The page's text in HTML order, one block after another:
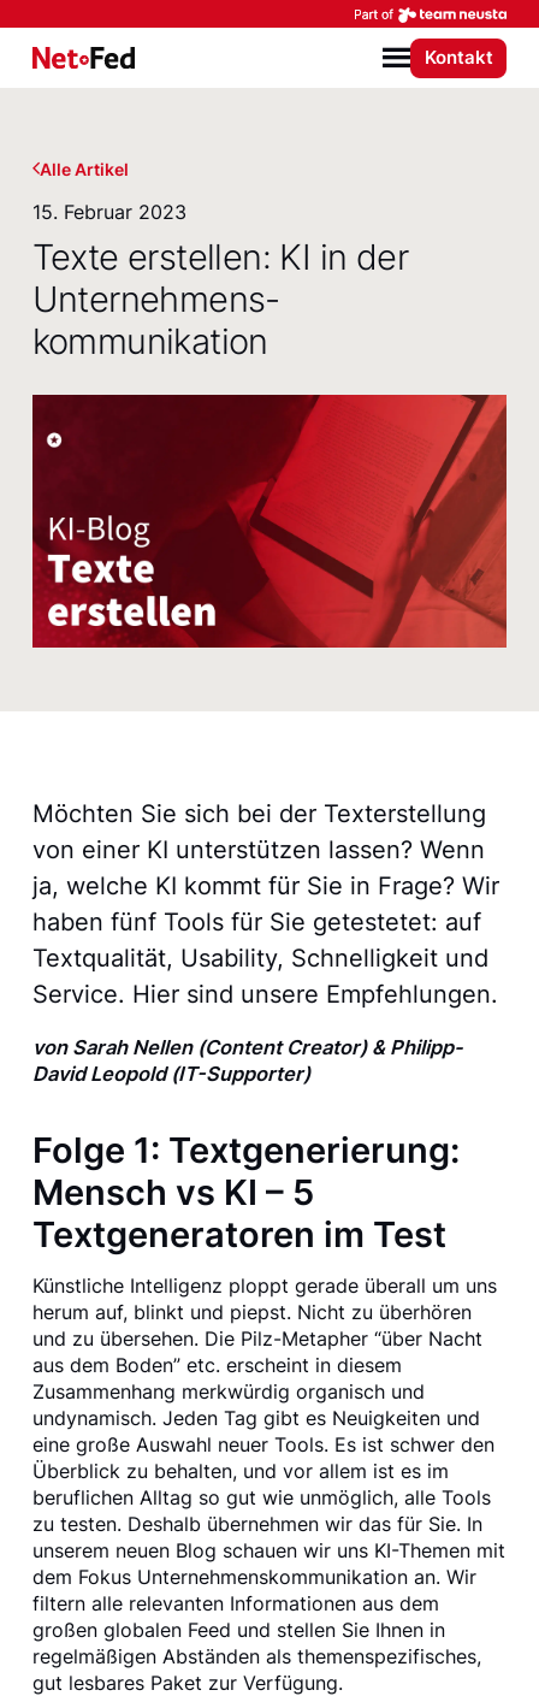
NetFederation GmbH
Menü
Kontakt
Alle Artikel
15. Februar 2023
Texte erstellen: KI in der
Unternehmens­
kommunikation
Möchten Sie sich bei der Texterstellung
von einer KI unterstützen lassen? Wenn
ja, welche KI kommt für Sie in Frage? Wir
haben fünf Tools für Sie getestetet: auf
Textqualität, Usability, Schnelligkeit und
Service. Hier sind unsere Empfehlungen.
von Sarah Nellen (Content Creator) & Philipp-
David Leopold (IT-Supporter)
Folge 1: Textgenerierung:
Mensch vs KI – 5
Textgeneratoren im Test
Künstliche Intelligenz ploppt gerade überall um uns
herum auf, blinkt und piepst. Nicht zu überhören
und zu übersehen. Die Pilz-Metapher “über Nacht
aus dem Boden” etc. erscheint in diesem
Zusammenhang merkwürdig organisch und
undynamisch. Jeden Tag gibt es Neuigkeiten und
eine große Auswahl neuer Tools. Es ist schwer den
Überblick zu behalten, und vor allem ist es im
beruflichen Alltag so gut wie unmöglich, alle Tools
zu testen. Deshalb übernehmen wir das für Sie. In
unserem neuen Blog schauen wir uns KI-Themen mit
dem Fokus Unternehmenskommunikation an. Wir
filtern alle relevanten Informationen aus dem
großen globalen Feed und stellen Sie Ihnen in
regelmäßigen Abständen als themenspezifisches,
gut lesbares Paket zur Verfügung.